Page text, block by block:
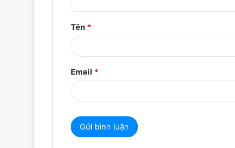
ậ
n
*
Tên *
Email *